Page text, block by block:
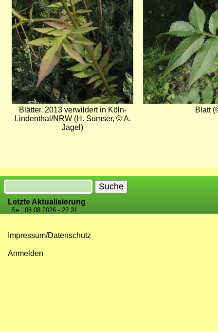
Blätter, 2013 verwildert in Köln-
Lindenthal/NRW (H. Sumser, © A.
Jagel)
Blatt
Suche
Letzte Aktualisierung
Sa., 08.08.2026 - 22:31
Impressum/Datenschutz
Anmelden